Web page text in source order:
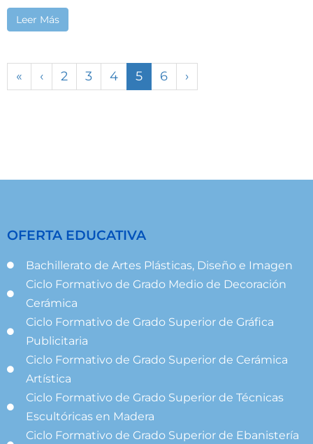
Leer Más
« ‹ 2 3 4 5 6 ›
OFERTA EDUCATIVA
Bachillerato de Artes Plásticas, Diseño e Imagen
Ciclo Formativo de Grado Medio de Decoración
Cerámica
Ciclo Formativo de Grado Superior de Gráfica
Publicitaria
Ciclo Formativo de Grado Superior de Cerámica
Artística
Ciclo Formativo de Grado Superior de Técnicas
Escultóricas en Madera
Ciclo Formativo de Grado Superior de Ebanistería